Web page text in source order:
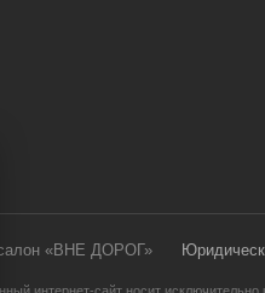
«ВНЕ ДОРОГ»